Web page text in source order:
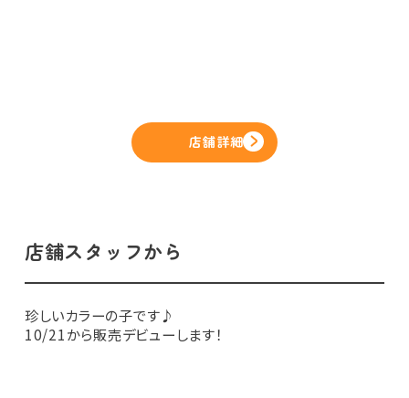
店舗詳細
店舗スタッフから
珍しいカラーの子です♪
10/21から販売デビューします！